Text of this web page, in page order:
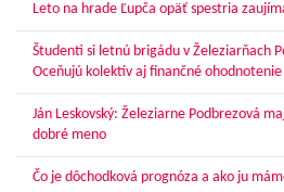
Leto na hrade Ľupča opäť spestria
Študenti si letnú brigádu v Železiarňach
Oceňujú kolektív aj finančné ohodnotenie
Ján Leskovský: Železiarne Podbrezová
dobré meno
Čo je dôchodková prognóza a ako ju